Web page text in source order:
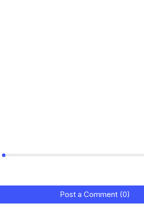
Post a Comment (0)